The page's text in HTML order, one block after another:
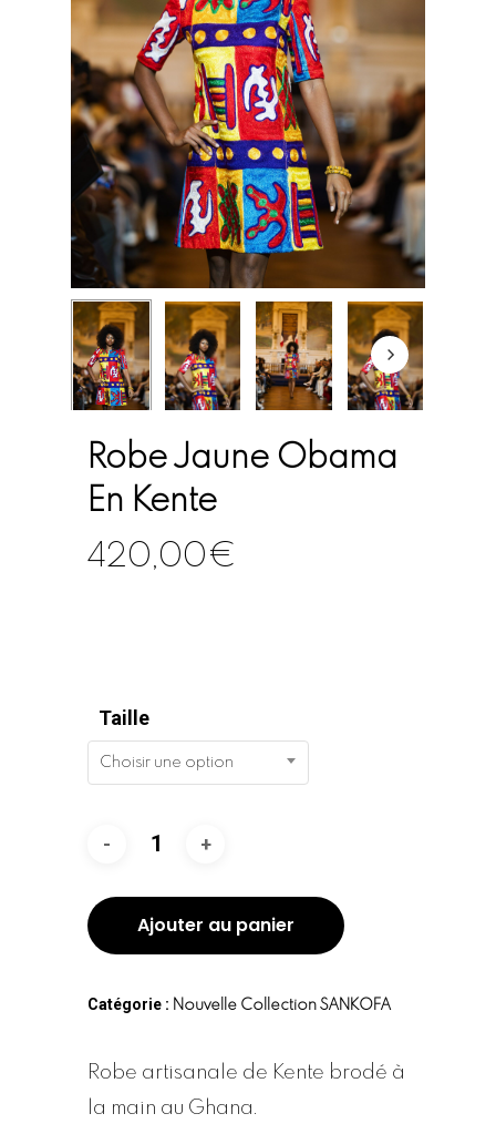
Robe Jaune Obama
En Kente
420,00€
Taille
Choisir une option
Ajouter au panier
Catégorie : Nouvelle Collection SANKOFA
Robe artisanale de Kente brodé à
la main au Ghana.